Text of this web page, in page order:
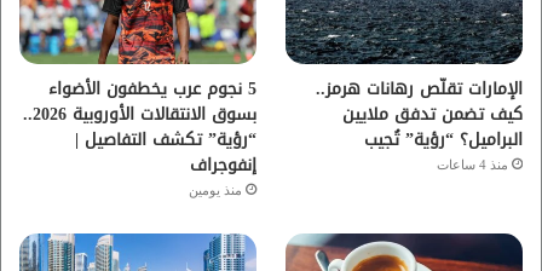
ك
ب
ر
م
الإمارات تقلّص رهانات هرمز..
كيف تضمن تدفق ملايين
البراميل؟ “رؤية” تُجيب
منذ 4 ساعات
5 نجوم عرب يخطفون الأضواء
بسوق الانتقالات الأوروبية 2026..
“رؤية” تكشف التفاصيل |
إنفوجراف
منذ يومين